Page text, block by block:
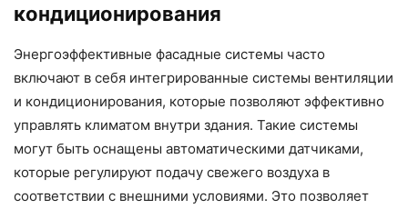
кондиционирования
Энергоэффективные фасадные системы часто
включают в себя интегрированные системы вентиляции
и кондиционирования, которые позволяют эффективно
управлять климатом внутри здания. Такие системы
могут быть оснащены автоматическими датчиками,
которые регулируют подачу свежего воздуха в
соответствии с внешними условиями. Это позволяет